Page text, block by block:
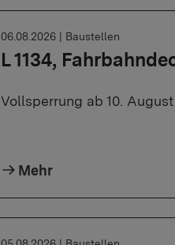
L 1134,
06.08.2026 | Baustellen
Vollsperrung ab 10.
Mehr